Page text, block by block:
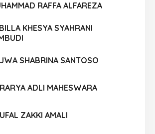
RAFFA ALFAREZA
KHESYA SYAHRANI
SHABRINA SANTOSO
ADLI MAHESWARA
ZAKKI AMALI